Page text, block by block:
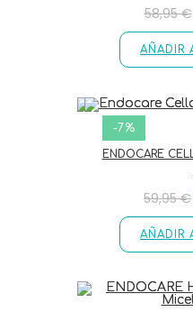
58,95€
AÑADIR
-7%
ENDOCARE
59,95€
AÑADIR